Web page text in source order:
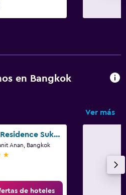
en Bangkok
Ver más
Studio Residence Sukhumvit 71
Anan, Bangkok
de hoteles